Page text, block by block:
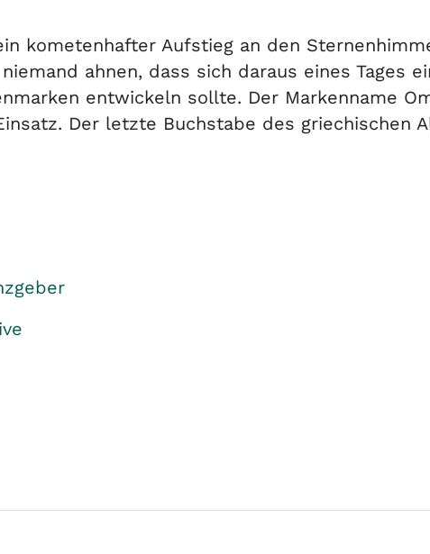
kometenhafter Aufstieg an den
ahnen, dass sich daraus eines Tages
entwickeln sollte. Der Markenname
Der letzte Buchstabe des griechischen